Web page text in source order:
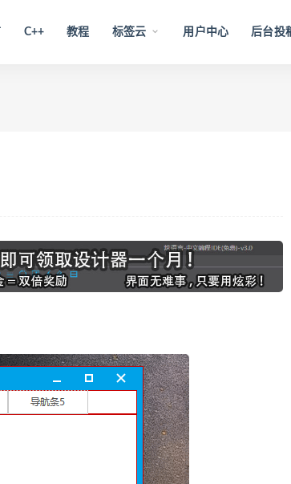
C++ 教程 标签云 用户中心 后台投